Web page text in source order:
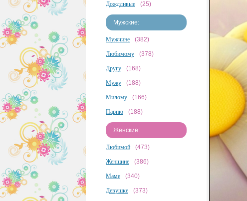
Дождливые (25)
Мужские:
Мужчине (382)
Любимому (378)
Другу (168)
Мужу (188)
Милому (166)
Парню (188)
Женские:
Любимой (473)
Женщине (386)
Маме (340)
Девушке (373)